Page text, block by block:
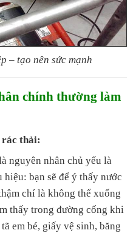
– tạo nên sức mạnh
chính thường làm
rác thải:
nguyên nhân chủ yếu là
bạn sẽ để ý thấy nước
chí là không thể xuống
thấy trong đường cống khi
em bé, giấy vệ sinh, băng